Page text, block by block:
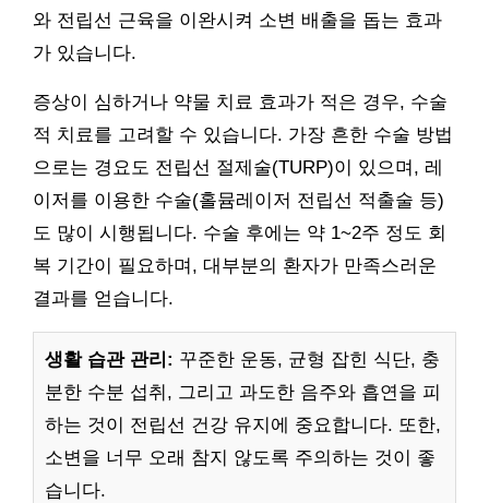
와 전립선 근육을 이완시켜 소변 배출을 돕는 효과
가 있습니다.
증상이 심하거나 약물 치료 효과가 적은 경우, 수술
적 치료를 고려할 수 있습니다. 가장 흔한 수술 방법
으로는 경요도 전립선 절제술(TURP)이 있으며, 레
이저를 이용한 수술(홀뮴레이저 전립선 적출술 등)
도 많이 시행됩니다. 수술 후에는 약 1~2주 정도 회
복 기간이 필요하며, 대부분의 환자가 만족스러운
결과를 얻습니다.
생활 습관 관리: 꾸준한 운동, 균형 잡힌 식단, 충
분한 수분 섭취, 그리고 과도한 음주와 흡연을 피
하는 것이 전립선 건강 유지에 중요합니다. 또한,
소변을 너무 오래 참지 않도록 주의하는 것이 좋
습니다.